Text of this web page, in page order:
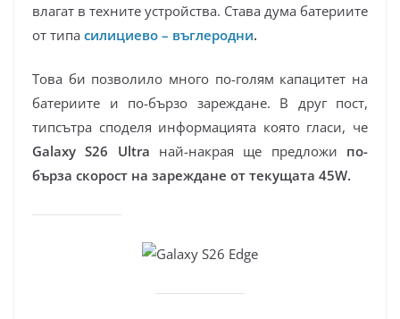
влагат в техните устройства. Става дума батериите
от типа силициево – въглеродни.
Това би позволило много по-голям капацитет на
батериите и по-бързо зареждане. В друг пост,
типсътра споделя информацията която гласи, че
Galaxy S26 Ultra най-накрая ще предложи по-
бърза скорост на зареждане от текущата 45W.